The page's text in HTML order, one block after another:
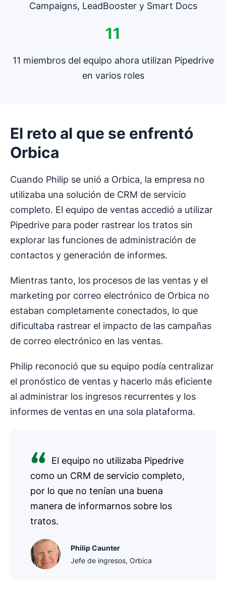
Campaigns, LeadBooster y Smart Docs
11
11 miembros del equipo ahora utilizan Pipedrive
en varios roles
El reto al que se enfrentó
Orbica
Cuando Philip se unió a Orbica, la empresa no
utilizaba una solución de CRM de servicio
completo. El equipo de ventas accedió a utilizar
Pipedrive para poder rastrear los tratos sin
explorar las funciones de administración de
contactos y generación de informes.
Mientras tanto, los procesos de las ventas y el
marketing por correo electrónico de Orbica no
estaban completamente conectados, lo que
dificultaba rastrear el impacto de las campañas
de correo electrónico en las ventas.
Philip reconoció que su equipo podía centralizar
el pronóstico de ventas y hacerlo más eficiente
al administrar los ingresos recurrentes y los
informes de ventas en una sola plataforma.
El equipo no utilizaba Pipedrive
como un CRM de servicio completo,
por lo que no tenían una buena
manera de informarnos sobre los
tratos.
Philip Caunter
Jefe de ingresos, Orbica